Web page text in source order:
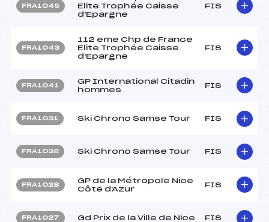
FRA1045
Elite Trophée Caisse
d'Epargne
FIS
FRA1043
112 eme Chp de France
Elite Trophée Caisse
d'Epargne
FIS
FRA1041
GP International Citadin
hommes
FIS
FRA1031 Ski Chrono Samse Tour FIS
FRA1032 Ski Chrono Samse Tour FIS
FRA1028
GP de la Métropole Nice
Côte d'Azur
FIS
FRA1027 Gd Prix de la Ville de Nice FIS